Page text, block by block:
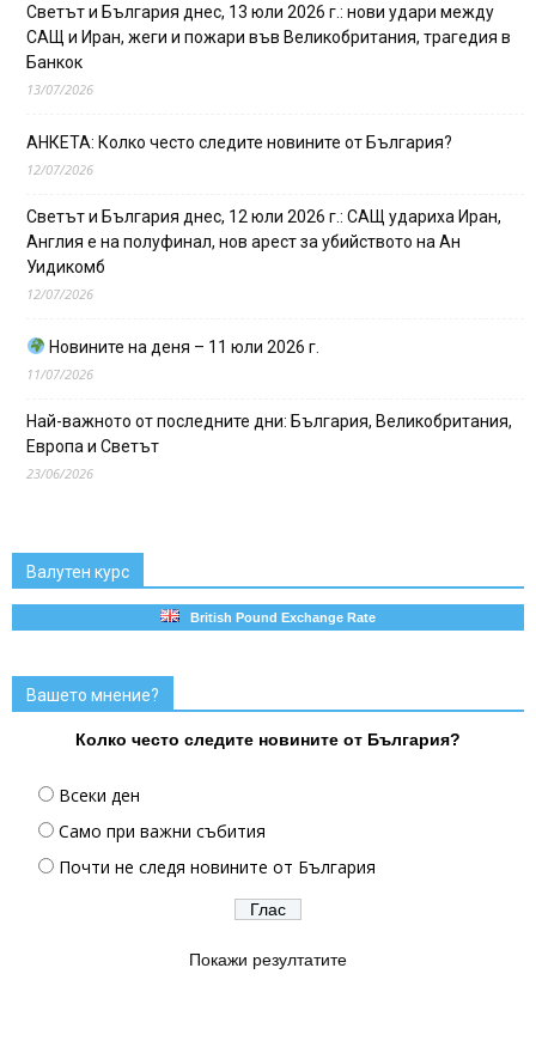
Светът и България днес, 13 юли 2026 г.: нови удари между
САЩ и Иран, жеги и пожари във Великобритания, трагедия в
Банкок
13/07/2026
АНКЕТА: Колко често следите новините от България?
12/07/2026
Светът и България днес, 12 юли 2026 г.: САЩ удариха Иран,
Англия е на полуфинал, нов арест за убийството на Ан
Уидикомб
12/07/2026
Новините на деня – 11 юли 2026 г.
11/07/2026
Най-важното от последните дни: България, Великобритания,
Европа и Светът
23/06/2026
Валутен курс
British Pound Exchange Rate
Вашето мнение?
Колко често следите новините от България?
Всеки ден
Само при важни събития
Почти не следя новините от България
Покажи резултатите